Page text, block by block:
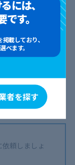
留めましょう。
本体の外側とフィ
解しての洗浄が必
頼しましょ
には、
です。
載しており、
べます。
者を探す